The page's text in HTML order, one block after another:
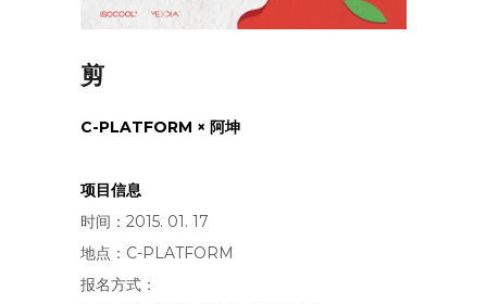
剪
C-PLATFORM × 阿坤
项目信息
时间：2015. 01. 17
地点：C-PLATFORM
报名方式：